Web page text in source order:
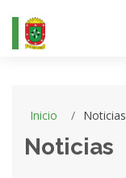
Inicio Noticias
Noticias